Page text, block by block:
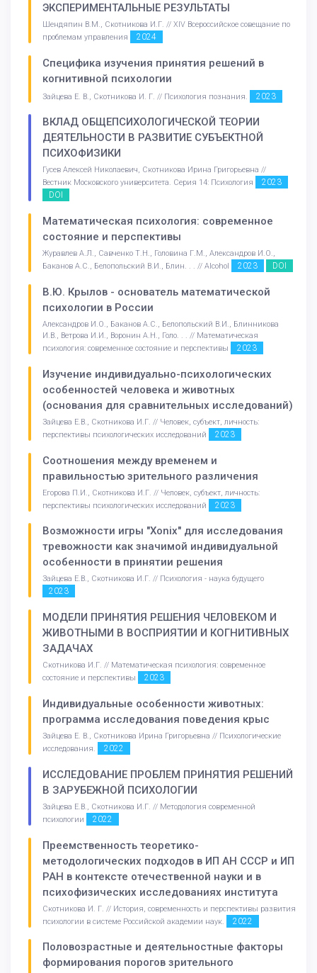
ЭКСПЕРИМЕНТАЛЬНЫЕ РЕЗУЛЬТАТЫ
Шендяпин В.М., Скотникова И.Г. // XIV Всероссийское совещание по
проблемам управления
2024
Специфика изучения принятия решений в
когнитивной психологии
Зайцева Е. В., Скотникова И. Г. // Психология познания. 2023
ВКЛАД ОБЩЕПСИХОЛОГИЧЕСКОЙ ТЕОРИИ
ДЕЯТЕЛЬНОСТИ В РАЗВИТИЕ СУБЪЕКТНОЙ
ПСИХОФИЗИКИ
Гусев Алексей Николаевич, Скотникова Ирина Григорьевна //
Вестник Московского университета. Серия 14: Психология
2023
DOI
Математическая психология: современное
состояние и перспективы
Журавлев А.Л., Савченко Т.Н., Головина Г.М., Александров И.О.,
Баканов А.С., Белопольский В.И., Блин. . . // Alcohol
2023 DOI
В.Ю. Крылов - основатель математической
психологии в России
Александров И.О., Баканов А.С., Белопольский В.И., Блинникова
И.В., Ветрова И.И., Воронин А.Н., Голо. . . // Математическая
психология: современное состояние и перспективы
2023
Изучение индивидуально-психологических
особенностей человека и животных
(основания для сравнительных исследований)
Зайцева Е.В., Скотникова И.Г. // Человек, субъект, личность:
перспективы психологических исследований
2023
Соотношения между временем и
правильностью зрительного различения
Егорова П.И., Скотникова И.Г. // Человек, субъект, личность:
перспективы психологических исследований
2023
Возможности игры "Xonix" для исследования
тревожности как значимой индивидуальной
особенности в принятии решения
Зайцева Е.В., Скотникова И.Г. // Психология - наука будущего
2023
МОДЕЛИ ПРИНЯТИЯ РЕШЕНИЯ ЧЕЛОВЕКОМ И
ЖИВОТНЫМИ В ВОСПРИЯТИИ И КОГНИТИВНЫХ
ЗАДАЧАХ
Скотникова И.Г. // Математическая психология: современное
состояние и перспективы
2023
Индивидуальные особенности животных:
программа исследования поведения крыс
Зайцева Е. В., Скотникова Ирина Григорьевна // Психологические
исследования.
2022
ИССЛЕДОВАНИЕ ПРОБЛЕМ ПРИНЯТИЯ РЕШЕНИЙ
В ЗАРУБЕЖНОЙ ПСИХОЛОГИИ
Зайцева Е.В., Скотникова И.Г. // Методология современной
психологии
2022
Преемственность теоретико-
методологических подходов в ИП АН СССР и ИП
РАН в контексте отечественной науки и в
психофизических исследованиях института
Скотникова И. Г. // История, современность и перспективы развития
психологии в системе Российской академии наук.
2022
Половозрастные и деятельностные факторы
формирования порогов зрительного